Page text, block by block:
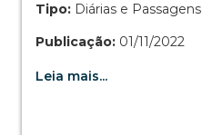
Tipo: Diárias e Passagens
Publicação: 01/11/2022
Leia mais...